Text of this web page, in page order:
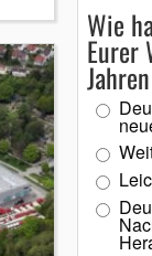
Wie
Eurer